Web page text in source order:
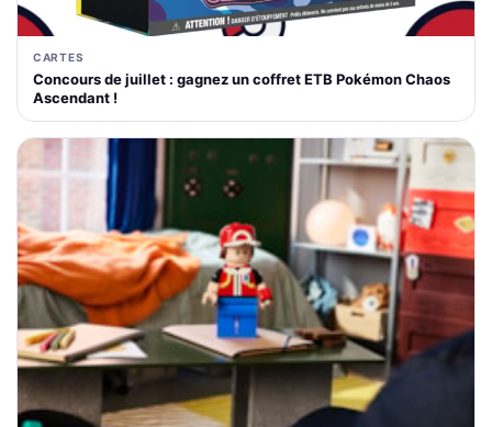
CARTES
Concours de juillet : gagnez un coffret ETB Pokémon Chaos
Ascendant !